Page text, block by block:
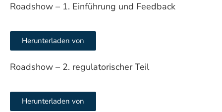
Roadshow – 1. Einführung und Feedback
Herunterladen von
Roadshow – 2. regulatorischer Teil
Herunterladen von